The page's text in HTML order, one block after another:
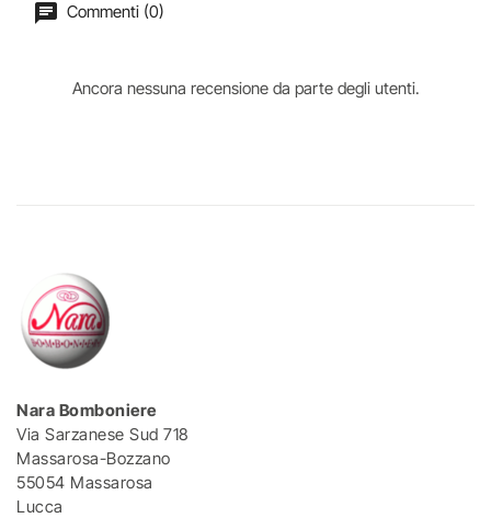
Commenti (0)
Ancora nessuna recensione da parte degli utenti.
Nara Bomboniere
Via Sarzanese Sud 718
Massarosa-Bozzano
55054 Massarosa
Lucca